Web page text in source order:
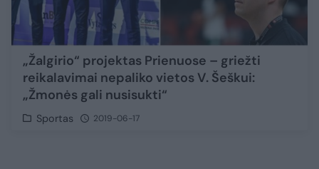
„Žalgirio“ projektas Prienuose – griežti
reikalavimai nepaliko vietos V. Šeškui:
„Žmonės gali nusisukti“
Sportas 2019-06-17